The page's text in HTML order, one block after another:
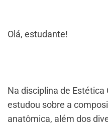
Olá, estudante!
Na disciplina de Estética
estudou sobre a
anatômica, além dos